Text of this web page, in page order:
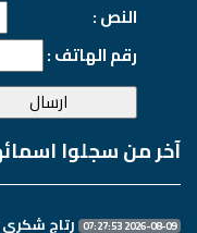
النص :
رقم الهاتف :
آخر من سجلوا
2026-08-09 07:27:53 رتاج شكري